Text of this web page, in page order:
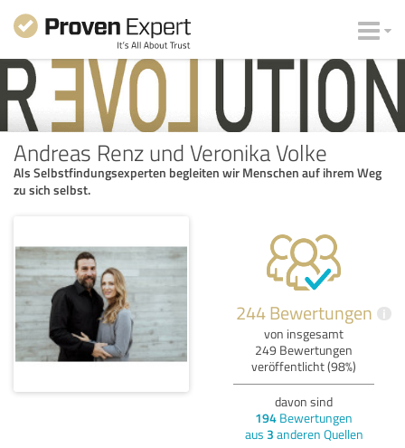
Andreas Renz und Veronika Volke
Als Selbstfindungsexperten begleiten wir Menschen auf ihrem Weg
zu sich selbst.
244 Bewertungen i
von insgesamt
249 Bewertungen
veröffentlicht (98%)
davon sind
194 Bewertungen
aus 3 anderen Quellen